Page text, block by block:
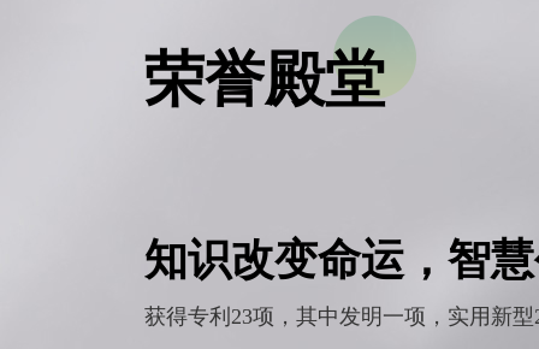
荣誉殿堂
知识改变命运，智
获得专利23项，其中发明一项，实用新型